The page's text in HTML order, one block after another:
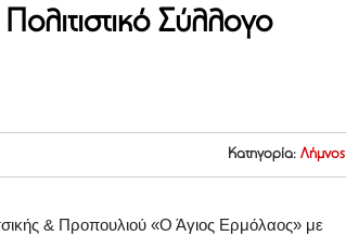
Σύλλογο
Κατηγορία: Λήμνος
& Προπουλιού «Ο Άγιος Ερμόλαος» με